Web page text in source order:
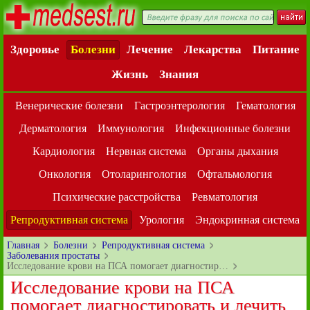
Здоровье Болезни Лечение Лекарства
Питание
Жизнь
Знания
Венерические болезни Гастроэнтерология
Гематология
Дерматология
Иммунология
Инфекционные болезни
Кардиология
Нервная система
Органы дыхания
Онкология
Отоларингология
Офтальмология
Психические расстройства
Ревматология
Репродуктивная система
Урология Эндокринная система
Главная Болезни
Репродуктивная система
Заболевания простаты
Исследование крови на ПСА помогает диагностир…
Исследование крови на ПСА
помогает диагностировать и лечить